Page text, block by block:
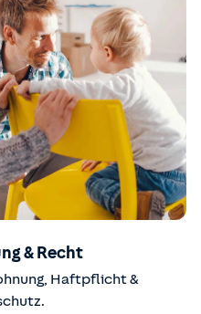
& Recht
Haftpflicht &